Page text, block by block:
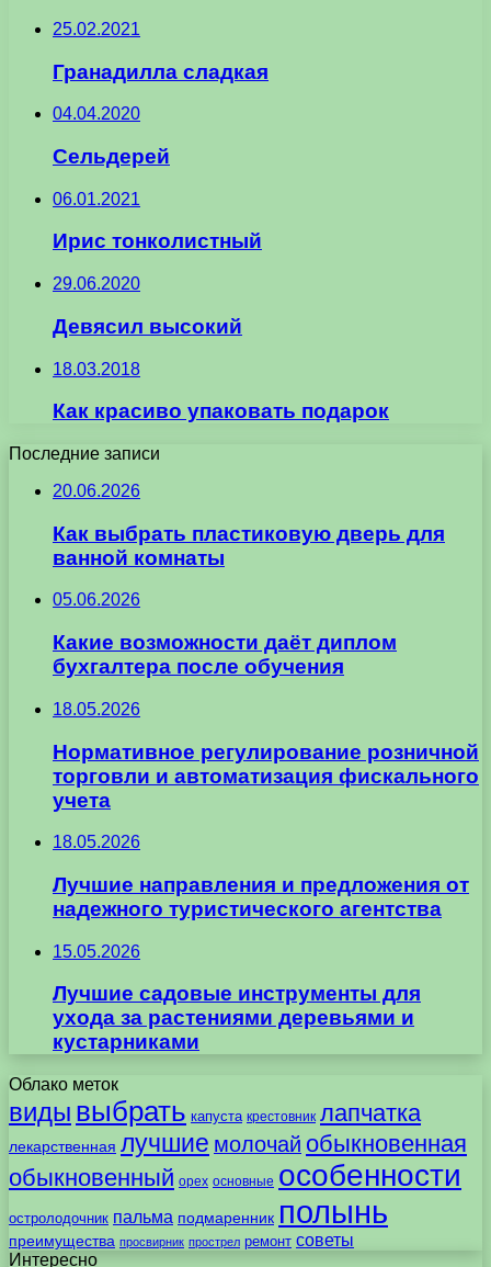
25.02.2021
Гранадилла сладкая
04.04.2020
Сельдерей
06.01.2021
Ирис тонколистный
29.06.2020
Девясил высокий
18.03.2018
Как красиво упаковать подарок
Последние записи
20.06.2026
Как выбрать пластиковую дверь для
ванной комнаты
05.06.2026
Какие возможности даёт диплом
бухгалтера после обучения
18.05.2026
Нормативное регулирование розничной
торговли и автоматизация фискального
учета
18.05.2026
Лучшие направления и предложения от
надежного туристического агентства
15.05.2026
Лучшие садовые инструменты для
ухода за растениями деревьями и
кустарниками
Облако меток
виды выбрать капуста крестовник лапчатка
лекарственная лучшие молочай обыкновенная
обыкновенный орех основные особенности
остролодочник пальма подмаренник полынь
преимущества просвирник прострел ремонт советы
Интересно